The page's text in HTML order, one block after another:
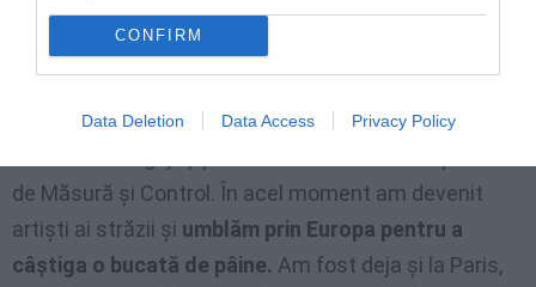
CONFIRM
Data Deletion Data Access Privacy Policy
„Unii dintre noi au
închisă marea fabrică
de Măsură și Control. În acel moment am devenit
artiști ai străzii și umblăm prin Europa pentru a
câștiga o bucată de pâine. Am fost deja și la Paris,